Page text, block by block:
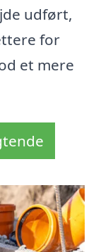
udført,
for
et mere